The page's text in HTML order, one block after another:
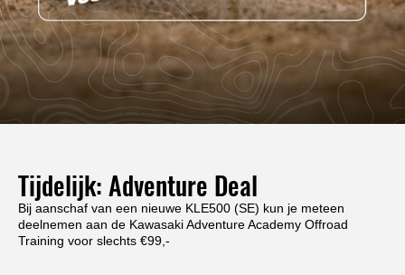
Tijdelijk: Adventure Deal
Bij aanschaf van een nieuwe KLE500 (SE) kun je meteen
deelnemen aan de Kawasaki Adventure Academy Offroad
Training voor slechts €99,-